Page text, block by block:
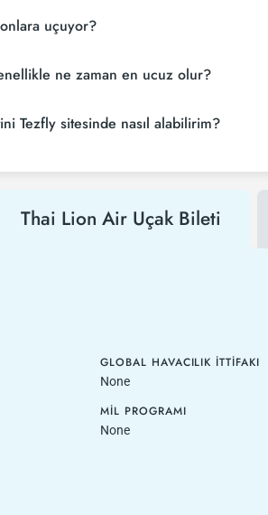
uçuyor?
ne zaman en ucuz olur?
Tezfly sitesinde nasıl alabilirim?
Thai Lion Air Uçak Bileti
GLOBAL HAVACILIK İTTIFAKI
None
MIL PROGRAMI
None